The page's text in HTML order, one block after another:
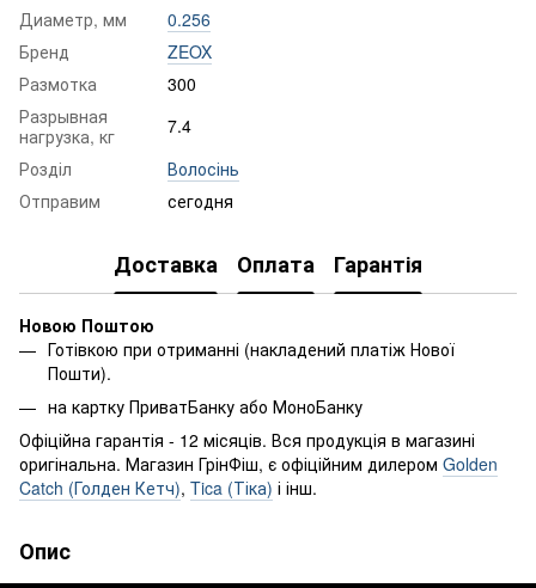
Диаметр, мм
0.256
Бренд
ZEOX
Размотка
300
Разрывная
нагрузка, кг
7.4
Розділ
Волосінь
Отправим
сегодня
Доставка Оплата Гарантія
Новою Поштою
Готівкою при отриманні (накладений платіж Нової
Пошти).
на картку ПриватБанку або МоноБанку
Офіційна гарантія - 12 місяців. Вся продукція в магазині
оригінальна. Магазин ГрінФіш, є офіційним дилером Golden
Catch (Голден Кетч), Tica (Тіка) і інш.
Опис